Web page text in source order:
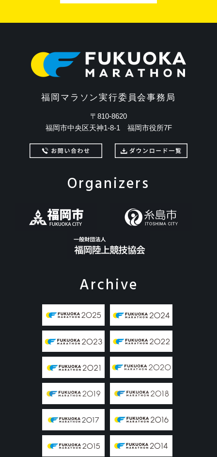
福岡マラソン実行委員会事務局
〒810-8620
福岡市中央区天神1-8-1 福岡市役所7F
Organizers
Archive